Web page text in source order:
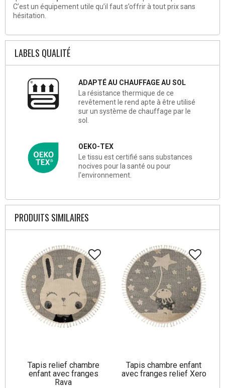
C’est un équipement utile qu’il faut s’offrir à tout prix sans
hésitation.
LABELS QUALITÉ
ADAPTÉ AU CHAUFFAGE AU SOL
La résistance thermique de ce
revêtement le rend apte à être utilisé
sur un système de chauffage par le
sol.
OEKO-TEX
Le tissu est certifié sans substances
nocives pour la santé ou pour
l'environnement.
PRODUITS SIMILAIRES
Tapis relief chambre
enfant avec franges
Rava
Tapis chambre enfant
avec franges relief Xero